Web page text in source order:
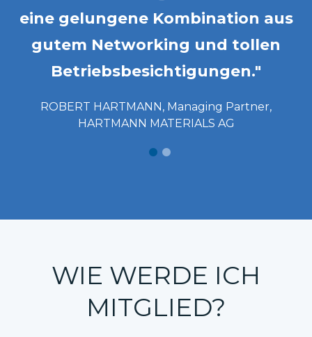
eine gelungene Kombination aus
gutem Networking und tollen
Betriebsbesichtigungen."
ROBERT HARTMANN, Managing Partner,
HARTMANN MATERIALS AG
WIE WERDE ICH
MITGLIED?